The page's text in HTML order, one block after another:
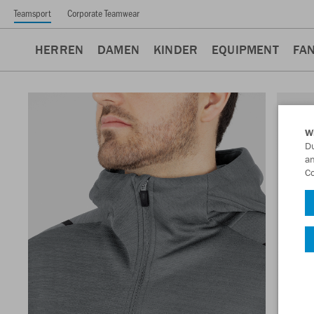
Teamsport Corporate Teamwear
HERREN DAMEN KINDER EQUIPMENT